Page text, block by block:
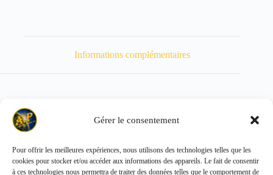
Gérer le consentement
Pour offrir les meilleures expériences, nous utilisons des technologies telles que les
cookies pour stocker et/ou accéder aux informations des appareils. Le fait de consentir
à ces technologies nous permettra de traiter des données telles que le comportement de
Informations complémentaires
Poids 216 kg
Copyright © 2026 - ALL PARTS FRANCE SAS